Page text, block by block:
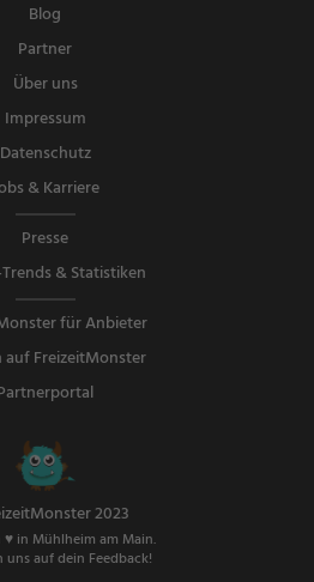
Blog
Partner
Über uns
Impressum
Datenschutz
& Karriere
Presse
& Statistiken
für Anbieter
auf FreizeitMonster
2023
in Mühlheim am Main.
uns auf dein Feedback!